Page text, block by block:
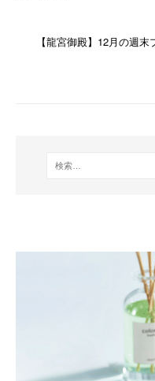
【龍宮御殿】12月の週